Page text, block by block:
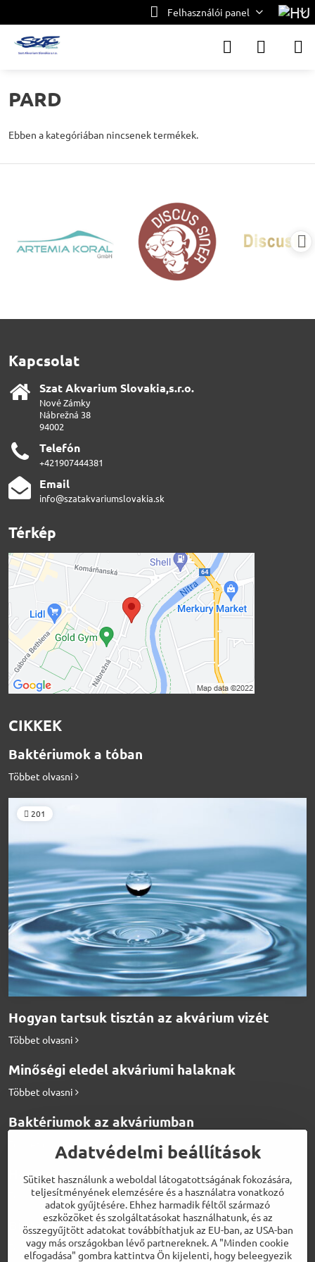
Felhasználói panel
PARD
Ebben a kategóriában nincsenek termékek.
Kapcsolat
Szat Akvarium Slovakia,s​.r​.o​.
Nové Zámky
Nábrežná 38
94002
Telefón
+421907444381
Email
info@szatakvariumslovakia.sk
Térkép
CIKKEK
Baktériumok a tóban
Többet olvasni
201
Hogyan tartsuk tisztán az akvárium vizét
Többet olvasni
Minőségi eledel akváriumi halaknak
Többet olvasni
Baktériumok az akváriumban
Többet olvasni
Hogyan etessük a diszkosz halakat
Többet olvasni
Biotermékek a tökéletes vízért
Többet olvasni
Adatvédelmi beállítások
Sütiket használunk a weboldal látogatottságának fokozására,
teljesítményének elemzésére és a használatra vonatkozó
adatok gyűjtésére. Ehhez harmadik féltől származó
eszközöket és szolgáltatásokat használhatunk, és az
összegyűjtött adatokat továbbíthatjuk az EU-ban, az USA-ban
vagy más országokban lévő partnereknek. A "Minden cookie
elfogadása" gombra kattintva Ön kijelenti, hogy beleegyezik